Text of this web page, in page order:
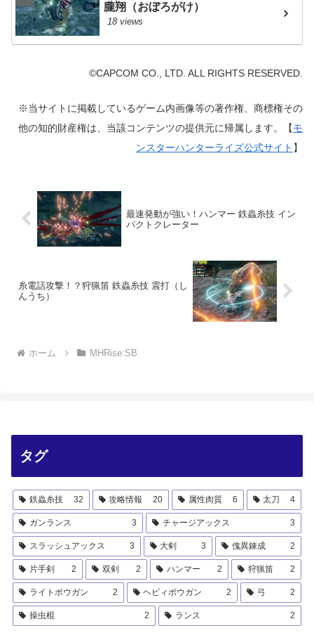
朧翔（おぼろがけ）
18 views
©CAPCOM CO., LTD. ALL RIGHTS RESERVED.
※当サイトに掲載しているゲーム内画像等の著作権、商標権その
他の知的財産権は、当該コンテンツの提供元に帰属します。【モ
ンスターハンターライズ公式サイト 】
最速発動が強い！ハンマー 鉄蟲糸技 イン
パクトクレーター
糸電話攻撃！？狩猟笛 鉄蟲糸技 震打（し
んうち）
ホーム MHRise:SB
タグ
鉄蟲糸技 32 攻略情報 20 属性肉質 6 太刀 4
ガンランス 3 チャージアックス 3
スラッシュアックス 3 大剣 3 傀異錬成 2
片手剣 2 双剣 2 ハンマー 2 狩猟笛 2
ライトボウガン 2 ヘビィボウガン 2 弓 2
操虫棍 2 ランス 2